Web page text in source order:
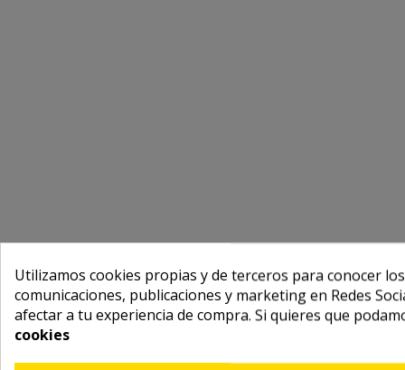
Utilizamos cookies propias y de terceros para conocer
comunicaciones, publicaciones y marketing en Redes
afectar a tu experiencia de compra. Si quieres que
cookies